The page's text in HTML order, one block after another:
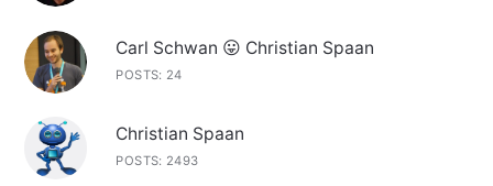
Carl Schwan 😛 Christian Spaan
POSTS: 24
Christian Spaan
POSTS: 2493